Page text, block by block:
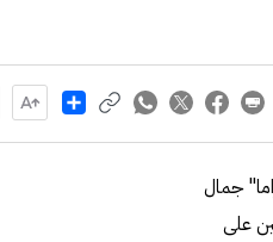
Share
جمال
على